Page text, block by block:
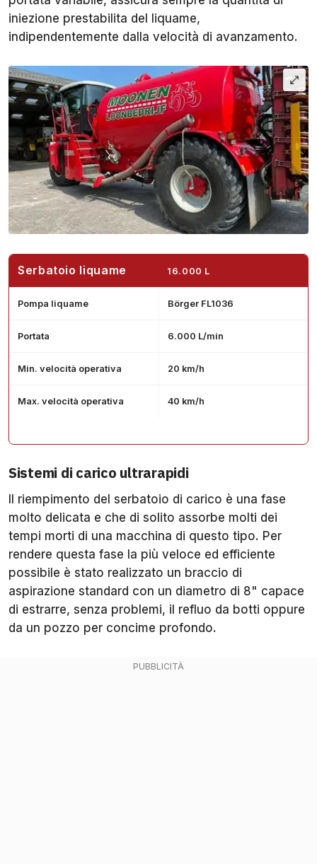
iniezione prestabilita del liquame,
indipendentemente dalla velocità di avanzamento.
Serbatoio liquame 16.000 L
Pompa liquame Börger FL1036
Portata 6.000 L/min
Min. velocità operativa 20 km/h
Max. velocità operativa 40 km/h
Sistemi di carico ultrarapidi
Il riempimento del serbatoio di carico è una fase
molto delicata e che di solito assorbe molti dei
tempi morti di una macchina di questo tipo. Per
rendere questa fase la più veloce ed efficiente
possibile è stato realizzato un braccio di
aspirazione standard con un diametro di 8" capace
di estrarre, senza problemi, il refluo da botti oppure
da un pozzo per concime profondo.